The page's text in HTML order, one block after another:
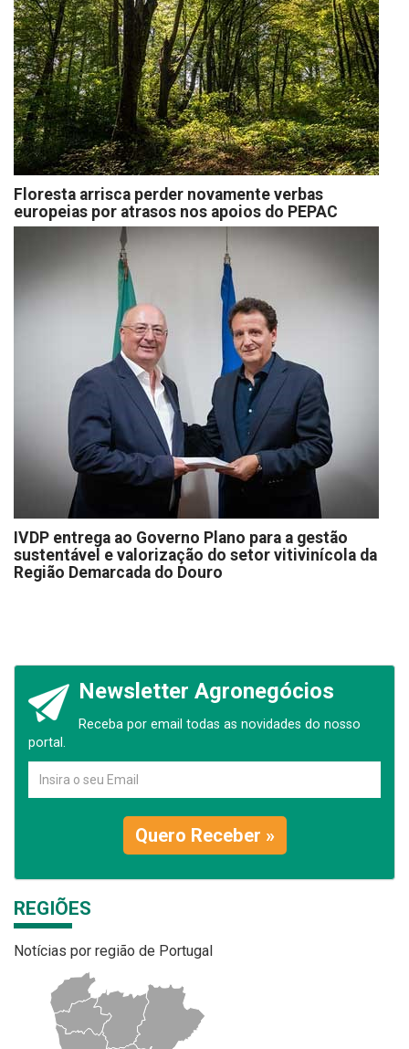
Floresta arrisca perder novamente verbas
europeias por atrasos nos apoios do PEPAC
IVDP entrega ao Governo Plano para a gestão
sustentável e valorização do setor vitivinícola da
Região Demarcada do Douro
Newsletter Agronegócios
Receba por email todas as novidades do nosso
portal.
Quero Receber »
REGIÕES
Notícias por região de Portugal